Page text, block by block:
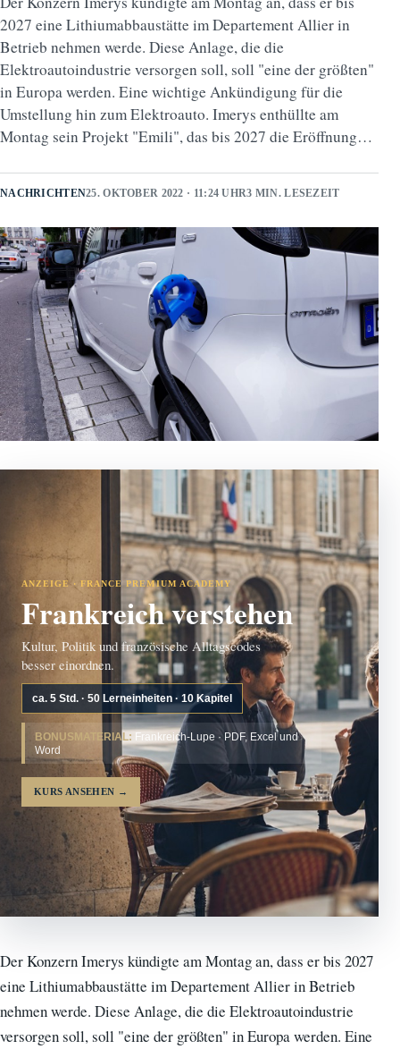
2027 eine Lithiumabbaustätte im Departement Allier in
Betrieb nehmen werde. Diese Anlage, die die
Elektroautoindustrie versorgen soll, soll "eine der größten"
in Europa werden. Eine wichtige Ankündigung für die
Umstellung hin zum Elektroauto. Imerys enthüllte am
Montag sein Projekt "Emili", das bis 2027 die Eröffnung…
NACHRICHTEN25. OKTOBER 2022 · 11:24 UHR3 MIN. LESEZEIT
ANZEIGE · FRANCE PREMIUM ACADEMY
Frankreich verstehen
Kultur, Politik und französische Alltagscodes
besser einordnen.
ca. 5 Std. · 50 Lerneinheiten · 10 Kapitel
BONUSMATERIAL: Frankreich-Lupe · PDF, Excel und
Word
KURS ANSEHEN →
Der Konzern Imerys kündigte am Montag an, dass er bis 2027
eine Lithiumabbaustätte im Departement Allier in Betrieb
nehmen werde. Diese Anlage, die die Elektroautoindustrie
versorgen soll, soll "eine der größten" in Europa werden. Eine